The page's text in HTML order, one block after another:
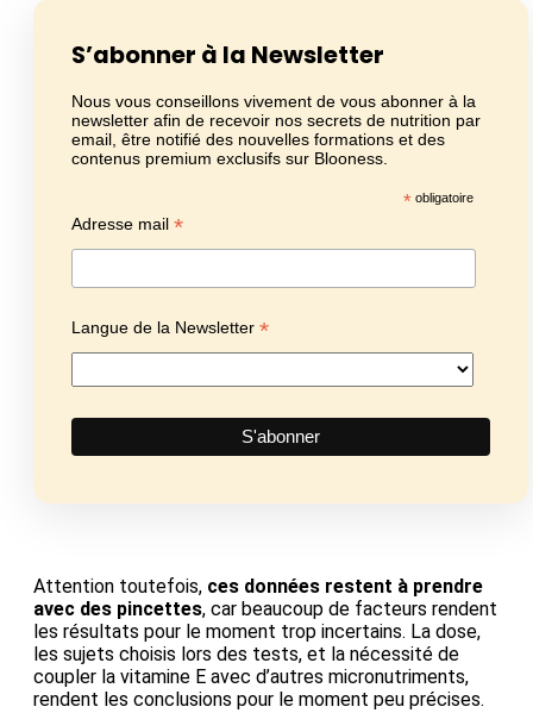
S’abonner à la Newsletter
Nous vous conseillons vivement de vous abonner à la
newsletter afin de recevoir nos secrets de nutrition par
email, être notifié des nouvelles formations et des
contenus premium exclusifs sur Blooness.
*obligatoire
Adresse mail *
Langue de la Newsletter *
Attention toutefois, ces données restent à prendre
avec des pincettes, car beaucoup de facteurs rendent
les résultats pour le moment trop incertains. La dose,
les sujets choisis lors des tests, et la nécessité de
coupler la vitamine E avec d’autres micronutriments,
rendent les conclusions pour le moment peu précises.